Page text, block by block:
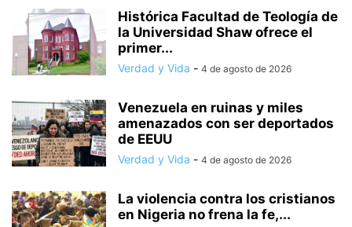
Histórica Facultad de Teología de
la Universidad Shaw ofrece el
primer...
Verdad y Vida - 4 de agosto de 2026
Venezuela en ruinas y miles
amenazados con ser deportados
de EEUU
Verdad y Vida - 4 de agosto de 2026
La violencia contra los cristianos
en Nigeria no frena la fe,...